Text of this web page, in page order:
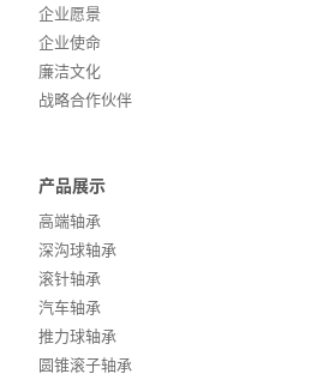
企业愿景
企业使命
廉洁文化
战略合作伙伴
产品展示
高端轴承
深沟球轴承
滚针轴承
汽车轴承
推力球轴承
圆锥滚子轴承